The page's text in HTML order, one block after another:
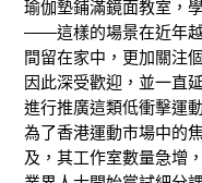
瑜伽墊鋪滿鏡面教室，
——這樣的場景在近年越
間留在家中，更加關注
因此深受歡迎 ，並一直
進行推廣這類低衝擊運
為了香港運動市場中的
及， 其工作室數量急增，